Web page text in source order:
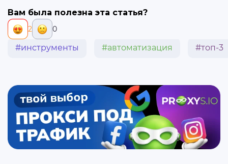
Вам была полезна эта статья?
2 0
#инструменты #автоматизация #топ-3